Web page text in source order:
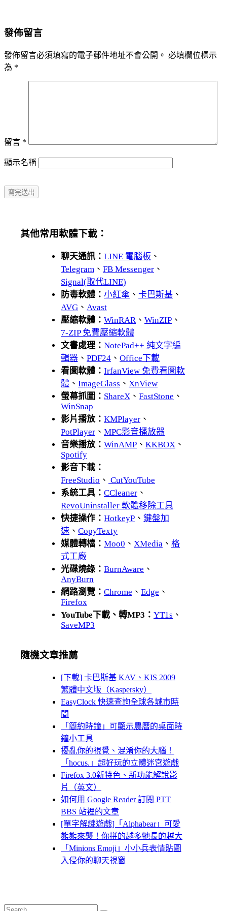
發佈留言
發佈留言必須填寫的電子郵件地址不會公開。 必填欄位標示
為 *
留言 *
顯示名稱
其他常用軟體下載：
聊天通訊： LINE 電腦板 、
Telegram 、 FB Messenger 、
Signal(取代LINE)
防毒軟體： 小紅傘 、 卡巴斯基 、
AVG 、 Avast
壓縮軟體： WinRAR 、 WinZIP 、
7-ZIP 免費壓縮軟體
文書處理： NotePad++ 純文字編
輯器 、 PDF24 、 Office下載
看圖軟體： IrfanView 免費看圖軟
體 、 ImageGlass 、 XnView
螢幕抓圖： ShareX 、 FastStone 、
WinSnap
影片播放： KMPlayer 、
PotPlayer 、 MPC影音播放器
音樂播放： WinAMP 、 KKBOX 、
Spotify
影音下載：
FreeStudio 、 CutYouTube
系統工具： CCleaner 、
RevoUninstaller 軟體移除工具
快捷操作： HotkeyP 、 鍵盤加
速 、 CopyTexty
媒體轉檔： Moo0 、 XMedia 、 格
式工廠
光碟燒錄： BurnAware 、
AnyBurn
網路瀏覽： Chrome 、 Edge 、
Firefox
YouTube下載、轉MP3： YT1s 、
SaveMP3
隨機文章推薦
[下載] 卡巴斯基 KAV、KIS 2009
繁體中文版（Kaspersky）
EasyClock 快速查詢全球各城市時
間
「簡約時鐘」可顯示農曆的桌面時
鐘小工具
擾亂你的視覺、混淆你的大腦！
「hocus.」超好玩的立體迷宮遊戲
Firefox 3.0新特色、新功能解說影
片（英文）
如何用 Google Reader 訂閱 PTT
BBS 站裡的文章
[單字解謎遊戲]「Alphabear」可愛
熊熊來襲！你拼的越多牠長的越大
「Minions Emoji」小小兵表情貼圖
入侵你的聊天視窗
Search